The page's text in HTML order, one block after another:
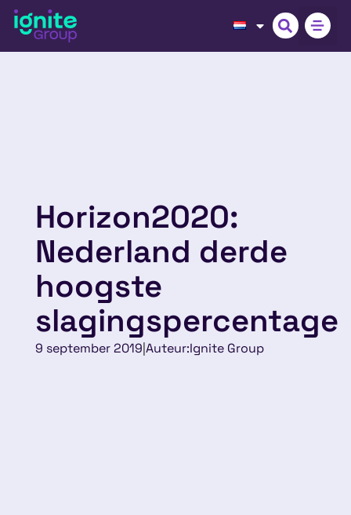
Horizon2020:
Nederland derde
hoogste
slagingspercentage
9 september 2019 Auteur:Ignite Group